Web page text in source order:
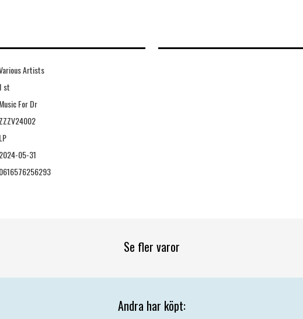
Artists
st
Music For Dr
ZZZV24002
LP
2024-05-31
0616576256293
Se fler varor
Andra har köpt: